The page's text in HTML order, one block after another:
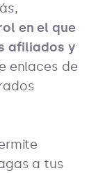
en el que
afiliados y
enlaces de
a tus